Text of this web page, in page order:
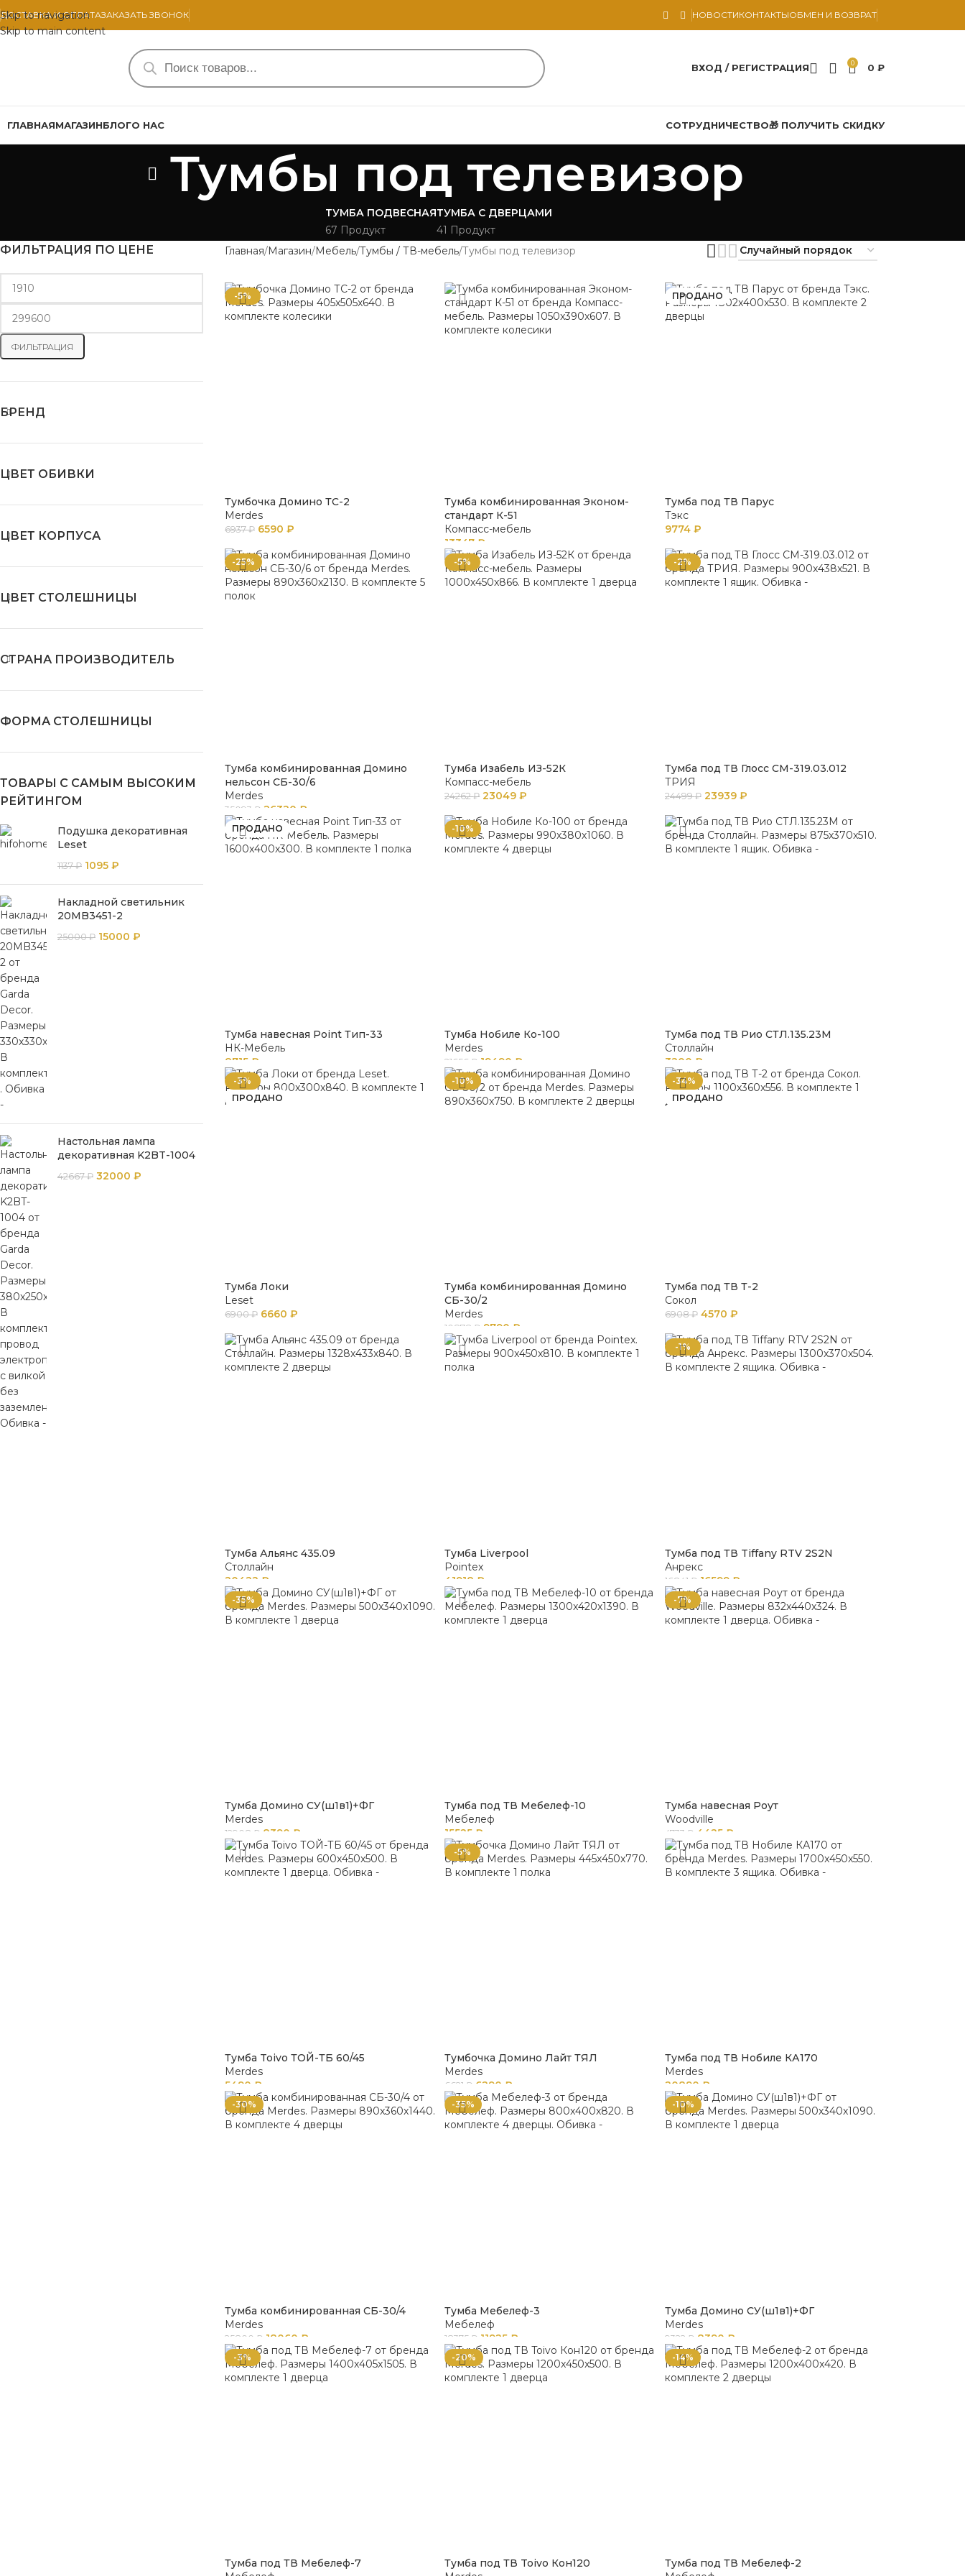
Skip to navigation
Skip to main content
ДОСТАВКА И ОПЛАТАЗАКАЗАТЬ ЗВОНОК НОВОСТИКОНТАКТЫОБМЕН И ВОЗВРАТ
ВХОД / РЕГИСТРАЦИЯ 0 0 ₽
ГЛАВНАЯМАГАЗИНБЛОГО НАС СОТРУДНИЧЕСТВО🎁 ПОЛУЧИТЬ СКИДКУ
Тумбы под телевизор
ТУМБА ПОДВЕСНАЯ
67 Продукт
ТУМБА С ДВЕРЦАМИ
41 Продукт
ФИЛЬТРАЦИЯ ПО ЦЕНЕ
ФИЛЬТРАЦИЯ
БРЕНД
ЦВЕТ ОБИВКИ
ЦВЕТ КОРПУСА
ЦВЕТ СТОЛЕШНИЦЫ
СТРАНА ПРОИЗВОДИТЕЛЬ
ФОРМА СТОЛЕШНИЦЫ
ТОВАРЫ С САМЫМ ВЫСОКИМ
РЕЙТИНГОМ
Подушка декоративная
Leset
1137₽ 1095 ₽
Накладной светильник
20MB3451-2
25000₽ 15000 ₽
Настольная лампа
декоративная K2BT-1004
42667₽ 32000 ₽
Главная Магазин Мебель Тумбы / ТВ-мебель Тумбы под телевизор
-5%
Тумбочка Домино ТС-2
Merdes
6937₽ 6590 ₽
Тумба комбинированная Эконом-
стандарт К-51
Компасс-мебель
13347 ₽
ПРОДАНО
Тумба под ТВ Парус
Тэкс
9774 ₽
-25%
Тумба комбинированная Домино
нельсон СБ-30/6
Merdes
35093 ₽ 26320 ₽
-5%
Тумба Изабель ИЗ-52К
Компасс-мебель
24262₽ 23049₽
-2%
Тумба под ТВ Глосс СМ-319.03.012
ТРИЯ
24499₽ 23939 ₽
ПРОДАНО
Тумба навесная Point Тип-33
НК-Мебель
8715 ₽
-10%
Тумба Нобиле Ко-100
Merdes
21656 ₽ 19490 ₽
Тумба под ТВ Рио СТЛ.135.23М
Столлайн
3200 ₽
-3%
ПРОДАНО
Тумба Локи
Leset
6900₽ 6660 ₽
-10%
Тумба комбинированная Домино
СБ-30/2
Merdes
10878 ₽ 9790 ₽
-34%
ПРОДАНО
Тумба под ТВ Т-2
Сокол
6908₽ 4570 ₽
Тумба Альянс 435.09
Столлайн
20422 ₽
Тумба Liverpool
Pointex
41918 ₽
-1%
Тумба под ТВ Tiffany RTV 2S2N
Анрекс
16841 ₽ 16599 ₽
-35%
Тумба Домино СУ(ш1в1)+ФГ
Merdes
12908 ₽ 8390 ₽
Тумба под ТВ Мебелеф-10
Мебелеф
15525 ₽
-7%
Тумба навесная Роут
Woodville
4733 ₽ 4425 ₽
Тумба Toivo ТОЙ-ТБ 60/45
Merdes
5490 ₽
-5%
Тумбочка Домино Лайт ТЯЛ
Merdes
6621 ₽ 6290 ₽
Тумба под ТВ Нобиле КА170
Merdes
20890 ₽
-30%
Тумба комбинированная СБ-30/4
Merdes
25800 ₽ 18060 ₽
-35%
Тумба Мебелеф-3
Мебелеф
18375 ₽ 11925 ₽
-10%
Тумба Домино СУ(ш1в1)+ФГ
Merdes
9322 ₽ 8390 ₽
-3%
Тумба под ТВ Мебелеф-7
-20%
Тумба под ТВ Toivo Кон120
-14%
Тумба под ТВ Мебелеф-2